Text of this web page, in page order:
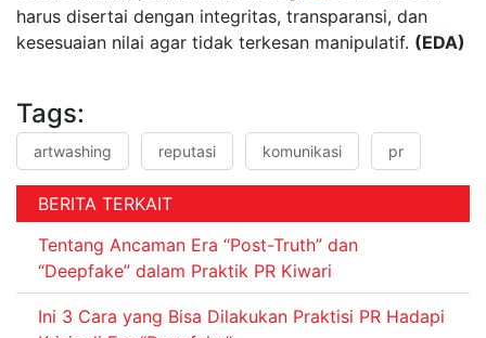
harus disertai dengan integritas, transparansi, dan
kesesuaian nilai agar tidak terkesan manipulatif. (EDA)
Tags:
artwashing reputasi komunikasi pr
BERITA TERKAIT
Tentang Ancaman Era “Post-Truth” dan
“Deepfake” dalam Praktik PR Kiwari
Ini 3 Cara yang Bisa Dilakukan Praktisi PR Hadapi